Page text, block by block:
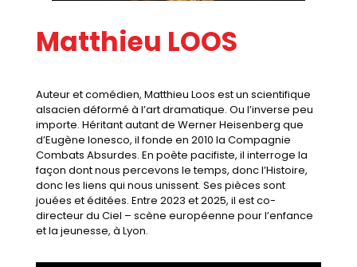
Matthieu LOOS
Auteur et comédien, Matthieu Loos est un scientifique
alsacien déformé à l’art dramatique. Ou l’inverse peu
importe. Héritant autant de Werner Heisenberg que
d’Eugène Ionesco, il fonde en 2010 la Compagnie
Combats Absurdes. En poète pacifiste, il interroge la
façon dont nous percevons le temps, donc l’Histoire,
donc les liens qui nous unissent. Ses pièces sont
jouées et éditées. Entre 2023 et 2025, il est co-
directeur du Ciel – scène européenne pour l’enfance
et la jeunesse, à Lyon.